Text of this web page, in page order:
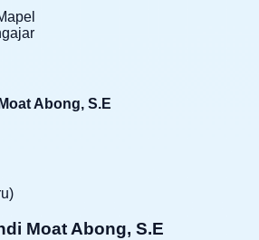
Abong, S.E
Moat Abong, S.E